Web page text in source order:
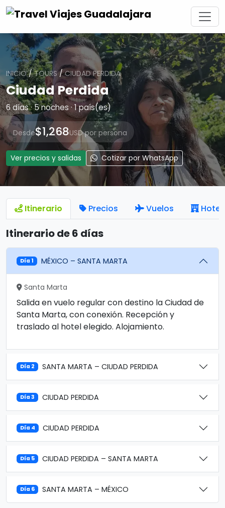
INICIO/TOURS/CIUDAD PERDIDA
Ciudad Perdida
6 días · 5 noches · 1 país(es)
Desde$1,268USD por persona
Ver precios y salidas Cotizar por WhatsApp
Itinerario Precios Vuelos
Itinerario de 6 días
Día 1 MÉXICO – SANTA MARTA
Santa Marta
Salida en vuelo regular con destino la Ciudad de
Santa Marta, con conexión. Recepción y
traslado al hotel elegido. Alojamiento.
Día 2 SANTA MARTA – CIUDAD PERDIDA
Día 3 CIUDAD PERDIDA
Día 4 CIUDAD PERDIDA
Día 5 CIUDAD PERDIDA – SANTA MARTA
Día 6 SANTA MARTA – MÉXICO